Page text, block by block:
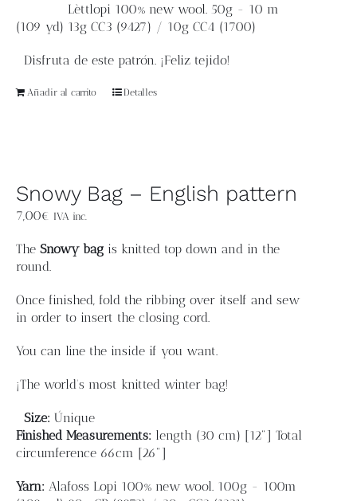
Lèttlopi 100% new wool. 50g - 10 m
(109 yd) 13g CC3 (9427) / 10g CC4 (1700)
Disfruta de este patrón. ¡Feliz tejido!
Añadir al carrito Detalles
Snowy Bag – English pattern
7,00€ IVA inc.
The Snowy bag is knitted top down and in the
round.
Once finished, fold the ribbing over itself and sew
in order to insert the closing cord.
You can line the inside if you want.
¡The world's most knitted winter bag!
Size: Únique
Finished Measurements: length (30 cm) [12"] Total
circumference 66cm [26"]
Yarn: Alafoss Lopi 100% new wool. 100g - 100m